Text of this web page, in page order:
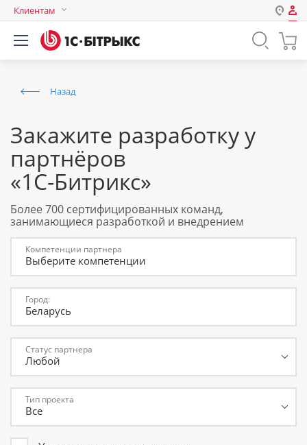
Клиентам
Авторизация
Пароль
компьютере
Забыли свой пароль?
Назад
Закажите разработку у
партнёров
«1С-Битрикс»
Более 700 сертифицированных команд,
занимающиеся разработкой и внедрением
Компетенции партнера
Выберите компетенции
Город:
Беларусь
Статус партнера
Тип проекта